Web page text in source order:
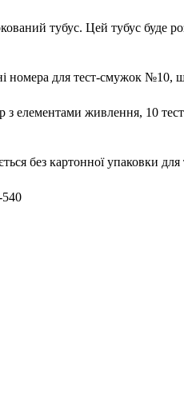
тубус. Цей тубус буде
для тест-смужок №10,
елементами живлення, 10
без картонної упаковки
540